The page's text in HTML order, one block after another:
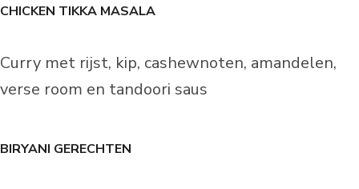
CHICKEN TIKKA MASALA
Curry met rijst, kip, cashewnoten, amandelen,
verse room en tandoori saus
BIRYANI GERECHTEN